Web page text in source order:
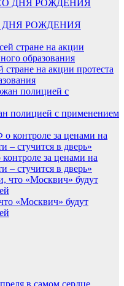
ДНЯ РОЖДЕНИЯ
на акции протеста
полицией с применением
за ценами на
– стучится в дверь»
«Москвич» будут
в самом сердце